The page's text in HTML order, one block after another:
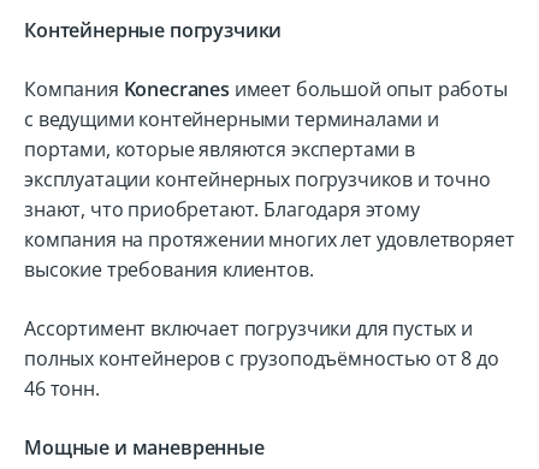
Контейнерные погрузчики
Компания Konecranes имеет большой опыт работы
с ведущими контейнерными терминалами и
портами, которые являются экспертами в
эксплуатации контейнерных погрузчиков и точно
знают, что приобретают. Благодаря этому
компания на протяжении многих лет удовлетворяет
высокие требования клиентов.
Ассортимент включает погрузчики для пустых и
полных контейнеров с грузоподъёмностью от 8 до
46 тонн.
Мощные и маневренные